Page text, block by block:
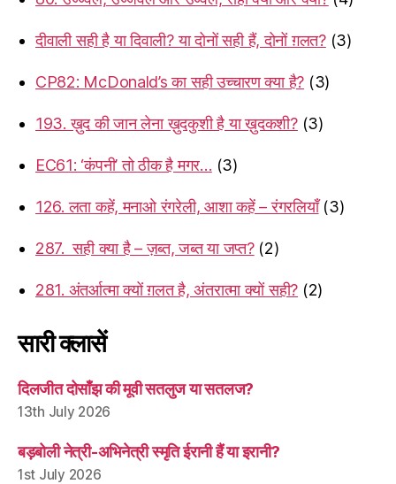
दीवाली सही है या दिवाली? या दोनों सही हैं, दोनों ग़लत? (3)
CP82: McDonald’s का सही उच्चारण क्या है? (3)
193. ख़ुद की जान लेना ख़ुदकुशी है या ख़ुदकशी? (3)
EC61: ‘कंपनी’ तो ठीक है मगर… (3)
126. लता कहें, मनाओ रंगरेली, आशा कहें – रंगरलियाँ (3)
287. सही क्या है – ज़ब्त, जब्त या जप्त? (2)
281. अंतर्आत्मा क्यों ग़लत है, अंतरात्मा क्यों सही? (2)
सारी क्लासें
दिलजीत दोसाँझ की मूवी सतलुज या सतलज?
13th July 2026
बड़बोली नेत्री-अभिनेत्री स्मृति ईरानी हैं या इरानी?
1st July 2026